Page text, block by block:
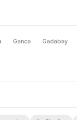
Gəncə Gədəbəy